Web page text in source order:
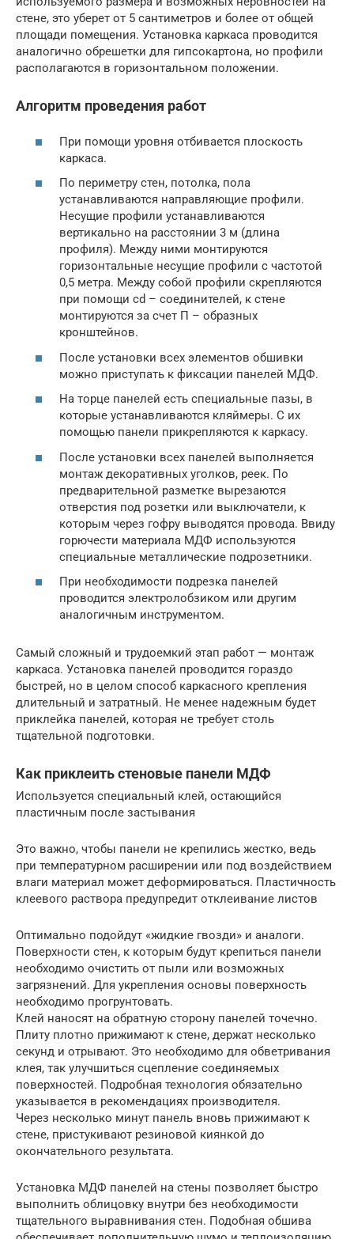
стене, это уберет от 5 сантиметров и более от общей
площади помещения. Установка каркаса проводится
аналогично обрешетки для гипсокартона, но профили
располагаются в горизонтальном положении.
Алгоритм проведения работ
При помощи уровня отбивается плоскость
каркаса.
По периметру стен, потолка, пола
устанавливаются направляющие профили.
Несущие профили устанавливаются
вертикально на расстоянии 3 м (длина
профиля). Между ними монтируются
горизонтальные несущие профили с частотой
0,5 метра. Между собой профили скрепляются
при помощи cd – соединителей, к стене
монтируются за счет П – образных
кронштейнов.
После установки всех элементов обшивки
можно приступать к фиксации панелей МДФ.
На торце панелей есть специальные пазы, в
которые устанавливаются кляймеры. С их
помощью панели прикрепляются к каркасу.
После установки всех панелей выполняется
монтаж декоративных уголков, реек. По
предварительной разметке вырезаются
отверстия под розетки или выключатели, к
которым через гофру выводятся провода. Ввиду
горючести материала МДФ используются
специальные металлические подрозетники.
При необходимости подрезка панелей
проводится электролобзиком или другим
аналогичным инструментом.
Самый сложный и трудоемкий этап работ — монтаж
каркаса. Установка панелей проводится гораздо
быстрей, но в целом способ каркасного крепления
длительный и затратный. Не менее надежным будет
приклейка панелей, которая не требует столь
тщательной подготовки.
Как приклеить стеновые панели МДФ
Используется специальный клей, остающийся
пластичным после застывания
Это важно, чтобы панели не крепились жестко, ведь
при температурном расширении или под воздействием
влаги материал может деформироваться. Пластичность
клеевого раствора предупредит отклеивание листов
Оптимально подойдут «жидкие гвозди» и аналоги.
Поверхности стен, к которым будут крепиться панели
необходимо очистить от пыли или возможных
загрязнений. Для укрепления основы поверхность
необходимо прогрунтовать.
Клей наносят на обратную сторону панелей точечно.
Плиту плотно прижимают к стене, держат несколько
секунд и отрывают. Это необходимо для обветривания
клея, так улучшиться сцепление соединяемых
поверхностей. Подробная технология обязательно
указывается в рекомендациях производителя.
Через несколько минут панель вновь прижимают к
стене, пристукивают резиновой киянкой до
окончательного результата.
Установка МДФ панелей на стены позволяет быстро
выполнить облицовку внутри без необходимости
тщательного выравнивания стен. Подобная обшива